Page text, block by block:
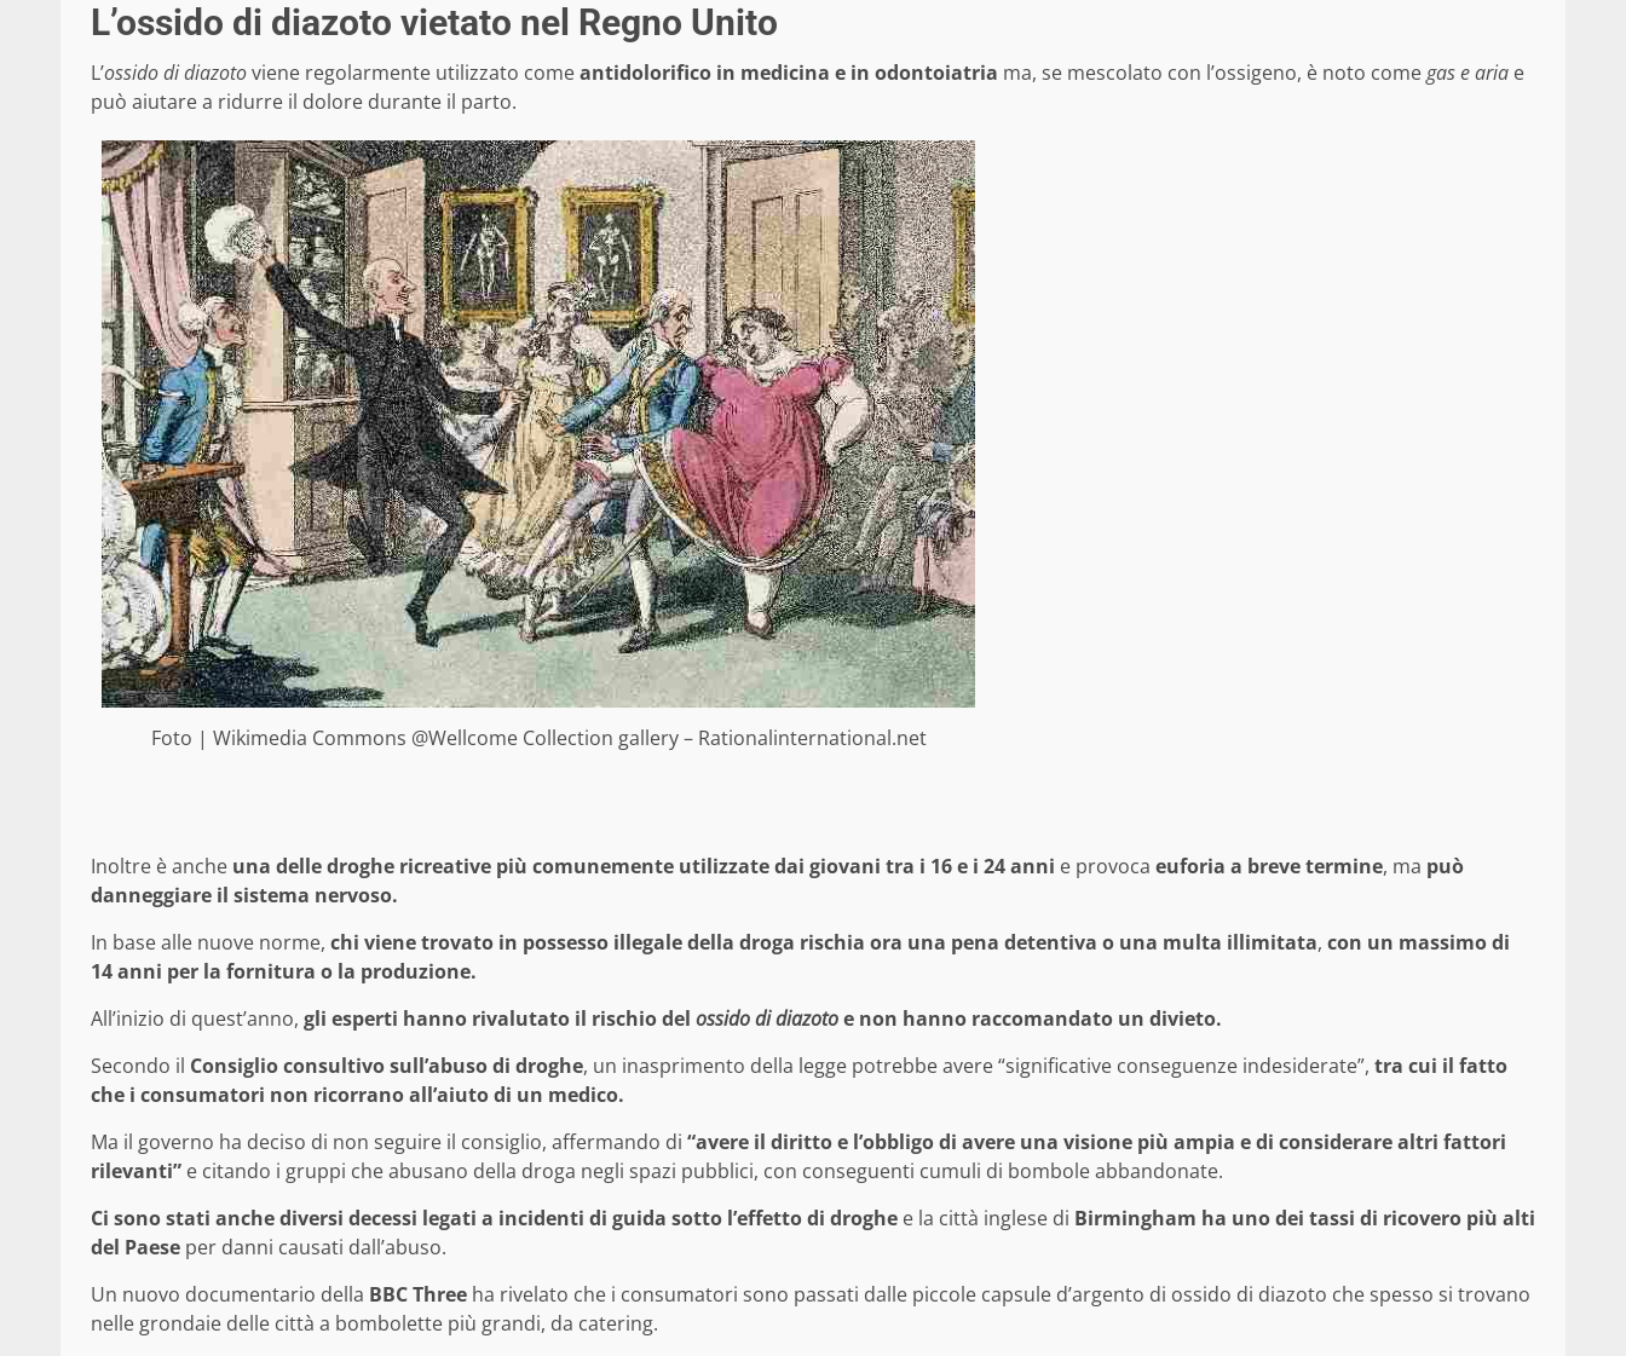
L’ossido di diazoto vietato nel Regno Unito
L’ossido di diazotoviene regolarmente utilizzato comeantidolorifico in medicina e in odontoiatria ma, se mescolato con l’ossigeno, è noto comegas e aria e
può aiutare a ridurre il dolore durante il parto.
Foto | Wikimedia Commons @Wellcome Collection gallery – Rationalinternational.net
Inoltre è anche una delle droghe ricreative più comunemente utilizzate dai giovani tra i 16 e i 24 anni e provoca euforia a breve termine, ma può
danneggiare il sistema nervoso.
In base alle nuove norme, chi viene trovato in possesso illegale della droga rischia ora una pena detentiva o una multa illimitata, con un massimo di
14 anni per la fornitura o la produzione.
All’inizio di quest’anno, gli esperti hanno rivalutato il rischio del ossido di diazotoe non hanno raccomandato un divieto.
Secondo il Consiglio consultivo sull’abuso di droghe, un inasprimento della legge potrebbe avere “significative conseguenze indesiderate”, tra cui il fatto
che i consumatori non ricorrano all’aiuto di un medico.
Ma il governo ha deciso di non seguire il consiglio, affermando di “avere il diritto e l’obbligo di avere una visione più ampia e di considerare altri fattori
rilevanti” e citando i gruppi che abusano della droga negli spazi pubblici, con conseguenti cumuli di bombole abbandonate.
Ci sono stati anche diversi decessi legati a incidenti di guida sotto l’effetto di droghe e la città inglese di Birmingham ha uno dei tassi di ricovero più alti
del Paese per danni causati dall’abuso.
Un nuovo documentario della BBC Three ha rivelato che i consumatori sono passati dalle piccole capsule d’argento di ossido di diazoto che spesso si trovano
nelle grondaie delle città a bombolette più grandi, da catering.